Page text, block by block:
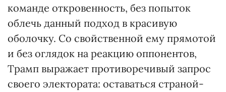
команде откровенность, без попыток
облечь данный подход в красивую
оболочку. Со свойственной ему прямотой
и без оглядок на реакцию оппонентов,
Трамп выражает противоречивый запрос
своего электората: оставаться страной-